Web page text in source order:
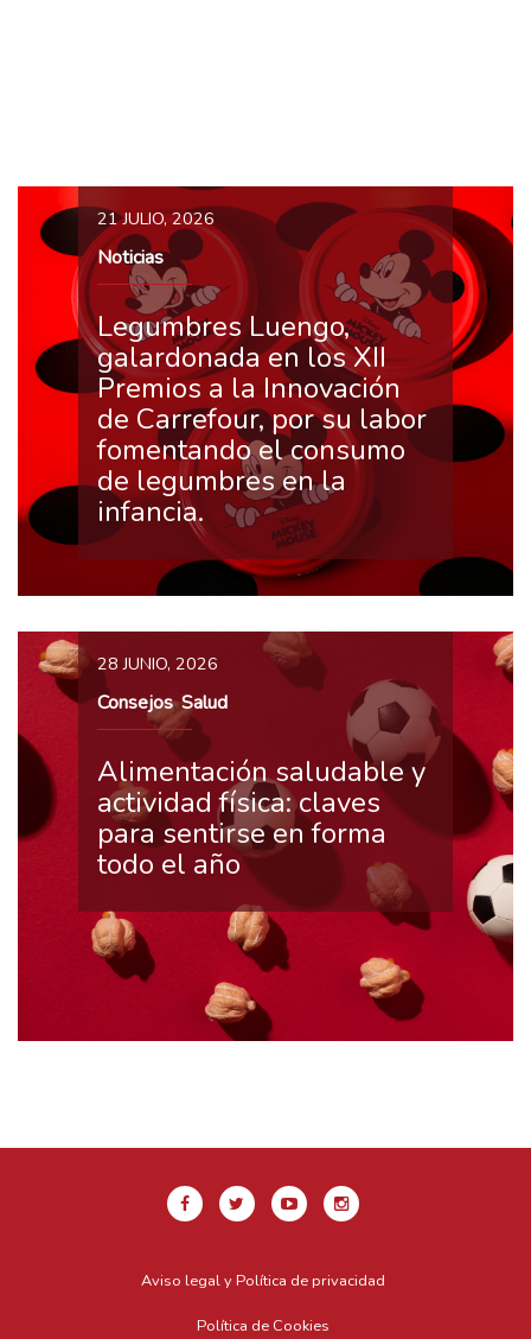
21 JULIO, 2026
Noticias
Legumbres Luengo,
galardonada en los XII
Premios a la Innovación
de Carrefour, por su labor
fomentando el consumo
de legumbres en la
infancia.
28 JUNIO, 2026
Consejos,Salud
Alimentación saludable y
actividad física: claves
para sentirse en forma
todo el año
Aviso legal y Política de privacidad
Política de Cookies